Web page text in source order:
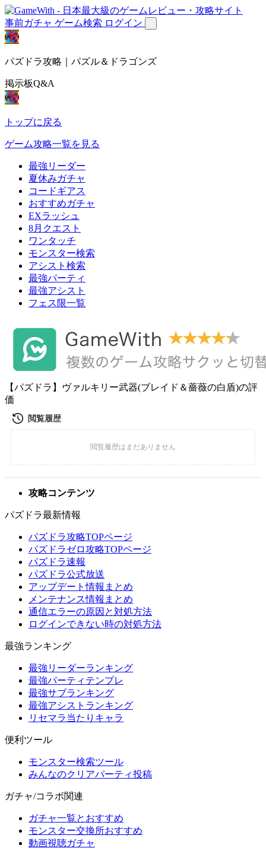
事前ガチャ ゲーム検索 ログイン
パズドラ攻略｜パズル＆ドラゴンズ
掲示板Q&A
トップに戻る
ゲーム攻略一覧を見る
最強リーダー
夏休みガチャ
コードギアス
おすすめガチャ
EXラッシュ
8月クエスト
ワンタッチ
モンスター検索
アシスト検索
最強パーティ
最強アシスト
フェス限一覧
【パズドラ】ヴァルキリー武器(ブレイド＆薔薇の白盾)の評
価
攻略コンテンツ
パズドラ最新情報
パズドラ攻略TOPページ
パズドラゼロ攻略TOPページ
パズドラ速報
パズドラ公式放送
アップデート情報まとめ
メンテナンス情報まとめ
通信エラーの原因と対処方法
ログインできない時の対処方法
最強ランキング
最強リーダーランキング
最強パーティテンプレ
最強サブランキング
最強アシストランキング
リセマラ当たりキャラ
便利ツール
モンスター検索ツール
みんなのクリアパーティ投稿
ガチャ/コラボ関連
ガチャ一覧とおすすめ
モンスター交換所おすすめ
動画視聴ガチャ